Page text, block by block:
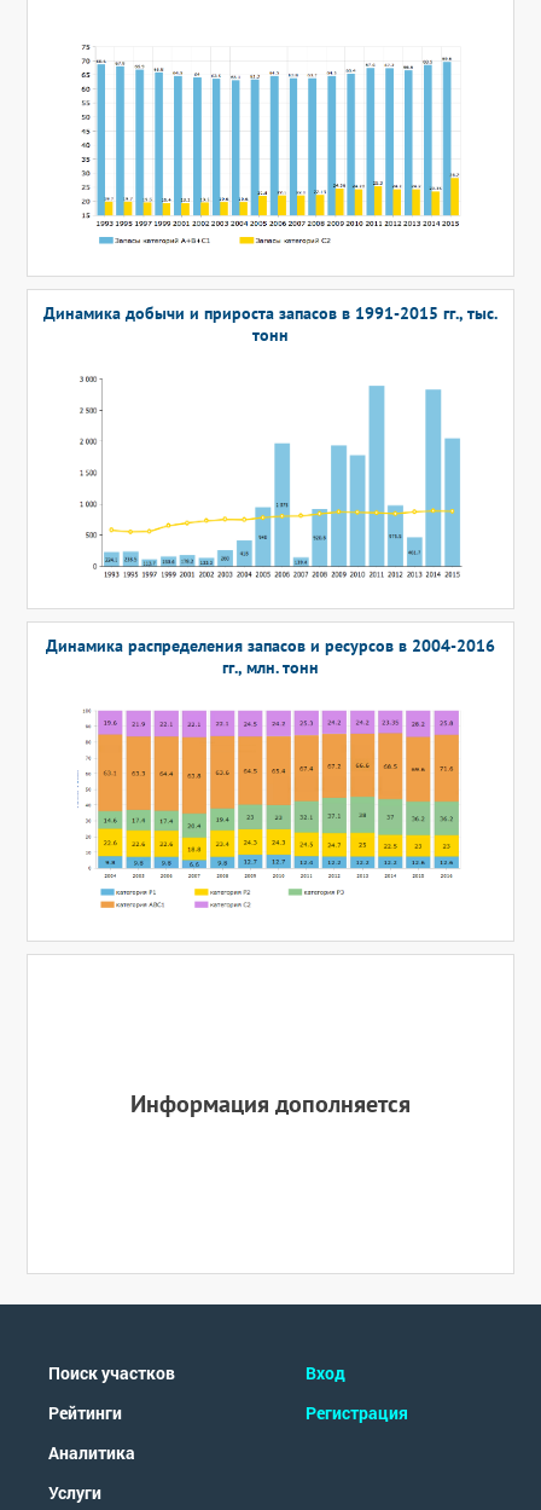
Динамика добычи и прироста запасов в 1991-2015 гг., тыс.
тонн
Динамика распределения запасов и ресурсов в 2004-2016
гг., млн. тонн
Информация дополняется
Поиск участков
Рейтинги
Аналитика
Услуги
Вход
Регистрация